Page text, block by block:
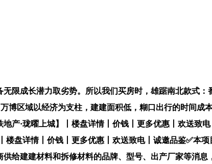
成长潜力取劣势。所以我们买房时，雄踞南北款式：
博区域以经济为支柱，建建面积低，糊口出行的时间
产·珑曜上城】丨楼盘详情丨价钱丨更多优惠丨欢送致
楼盘详情丨价钱丨更多优惠丨欢送致电丨诚邀品鉴✅本
给建建材料和拆修材料的品牌、型号、出产厂家等消